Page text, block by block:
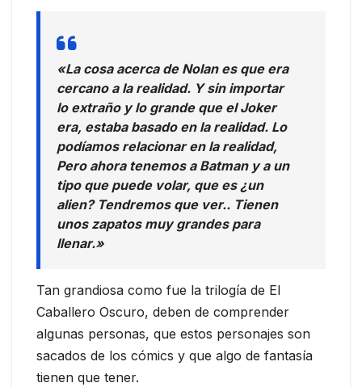
«La cosa acerca de Nolan es que era
cercano a la realidad. Y sin importar
lo extraño y lo grande que el Joker
era, estaba basado en la realidad. Lo
podíamos relacionar en la realidad,
Pero ahora tenemos a Batman y a un
tipo que puede volar, que es ¿un
alien? Tendremos que ver.. Tienen
unos zapatos muy grandes para
llenar.»
Tan grandiosa como fue la trilogía de El
Caballero Oscuro, deben de comprender
algunas personas, que estos personajes son
sacados de los cómics y que algo de fantasía
tienen que tener.